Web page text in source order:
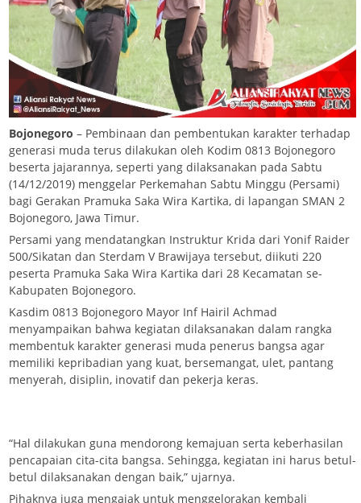
Bojonegoro – Pembinaan dan pembentukan karakter terhadap
generasi muda terus dilakukan oleh Kodim 0813 Bojonegoro
beserta jajarannya, seperti yang dilaksanakan pada Sabtu
(14/12/2019) menggelar Perkemahan Sabtu Minggu (Persami)
bagi Gerakan Pramuka Saka Wira Kartika, di lapangan SMAN 2
Bojonegoro, Jawa Timur.
Persami yang mendatangkan Instruktur Krida dari Yonif Raider
500/Sikatan dan Sterdam V Brawijaya tersebut, diikuti 220
peserta Pramuka Saka Wira Kartika dari 28 Kecamatan se-
Kabupaten Bojonegoro.
Kasdim 0813 Bojonegoro Mayor Inf Hairil Achmad
menyampaikan bahwa kegiatan dilaksanakan dalam rangka
membentuk karakter generasi muda penerus bangsa agar
memiliki kepribadian yang kuat, bersemangat, ulet, pantang
menyerah, disiplin, inovatif dan pekerja keras.
“Hal dilakukan guna mendorong kemajuan serta keberhasilan
pencapaian cita-cita bangsa. Sehingga, kegiatan ini harus betul-
betul dilaksanakan dengan baik,” ujarnya.
Pihaknya juga mengajak untuk menggelorakan kembali